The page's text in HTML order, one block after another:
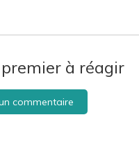
à réagir
commentaire